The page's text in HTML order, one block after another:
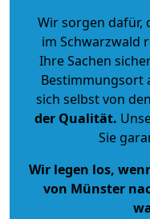
Wir sorgen dafür,
im Schwarzwald
Ihre Sachen
Bestimmungsort
sich selbst von den
der Qualität.
Sie
Wir legen los,
von Münster